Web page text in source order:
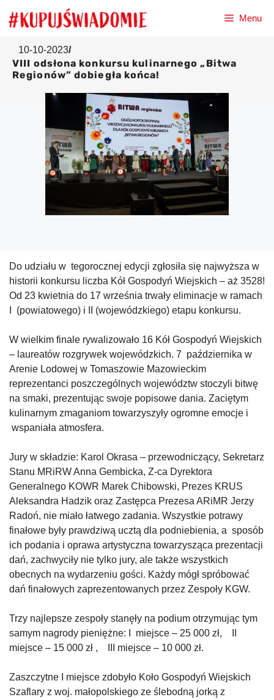
do
Menu
10-10-2023/
VIII odsłona konkursu kulinarnego „Bitwa
Regionów” dobiegła końca!
Do udziału w tegorocznej edycji zgłosiła się najwyższa w
historii konkursu liczba Kół Gospodyń Wiejskich – aż 3528!
Od 23 kwietnia do 17 września trwały eliminacje w ramach
I (powiatowego) i II (wojewódzkiego) etapu konkursu.
W wielkim finale rywalizowało 16 Kół Gospodyń Wiejskich
– laureatów rozgrywek wojewódzkich. 7 października w
Arenie Lodowej w Tomaszowie Mazowieckim
reprezentanci poszczególnych województw stoczyli bitwę
na smaki, prezentując swoje popisowe dania. Zaciętym
kulinarnym zmaganiom towarzyszyły ogromne emocje i
wspaniała atmosfera.
Jury w składzie: Karol Okrasa – przewodniczący, Sekretarz
Stanu MRiRW Anna Gembicka, Z-ca Dyrektora
Generalnego KOWR Marek Chibowski, Prezes KRUS
Aleksandra Hadzik oraz Zastępca Prezesa ARiMR Jerzy
Radoń, nie miało łatwego zadania. Wszystkie potrawy
finałowe były prawdziwą ucztą dla podniebienia, a sposób
ich podania i oprawa artystyczna towarzysząca prezentacji
dań, zachwyciły nie tylko jury, ale także wszystkich
obecnych na wydarzeniu gości. Każdy mógł spróbować
dań finałowych zaprezentowanych przez Zespoły KGW.
Trzy najlepsze zespoły stanęły na podium otrzymując tym
samym nagrody pieniężne: I miejsce – 25 000 zł, II
miejsce – 15 000 zł , III miejsce – 10 000 zł.
Zaszczytne I miejsce zdobyło Koło Gospodyń Wiejskich
Szaflary z woj. małopolskiego ze ślebodną jorką z